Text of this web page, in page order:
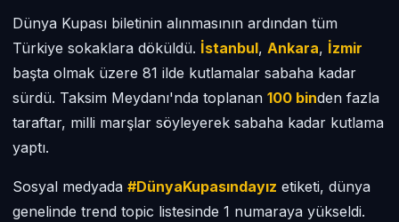
Dünya Kupası biletinin alınmasının ardından tüm
Türkiye sokaklara döküldü. İstanbul, Ankara, İzmir
başta olmak üzere 81 ilde kutlamalar sabaha kadar
sürdü. Taksim Meydanı'nda toplanan 100 binden fazla
taraftar, milli marşlar söyleyerek sabaha kadar kutlama
yaptı.
Sosyal medyada #DünyaKupasındayız etiketi, dünya
genelinde trend topic listesinde 1 numaraya yükseldi.